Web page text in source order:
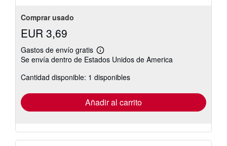
Comprar usado
EUR 3,69
Gastos de envío gratis
Más
información
las
tarifas
envío
Se envía dentro de Estados Unidos de America
Cantidad disponible: 1 disponibles
Añadir al carrito